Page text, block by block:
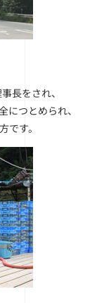
長をされ、
につとめられ、
です。